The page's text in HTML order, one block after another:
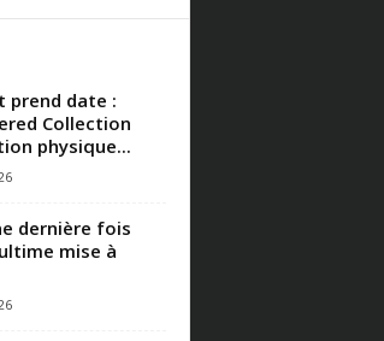
prend date :
Collection
physique...
dernière fois
mise à